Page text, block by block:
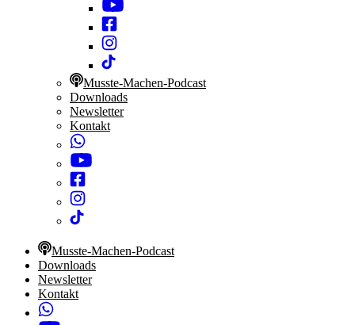
Musste-Machen-Podcast
Downloads
Newsletter
Kontakt
Musste-Machen-Podcast
Downloads
Newsletter
Kontakt